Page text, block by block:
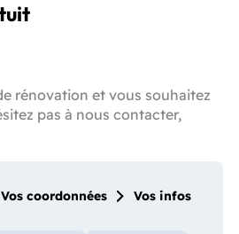
rénovation et vous souhaitez
pas à nous contacter,
Vos coordonnées Vos infos